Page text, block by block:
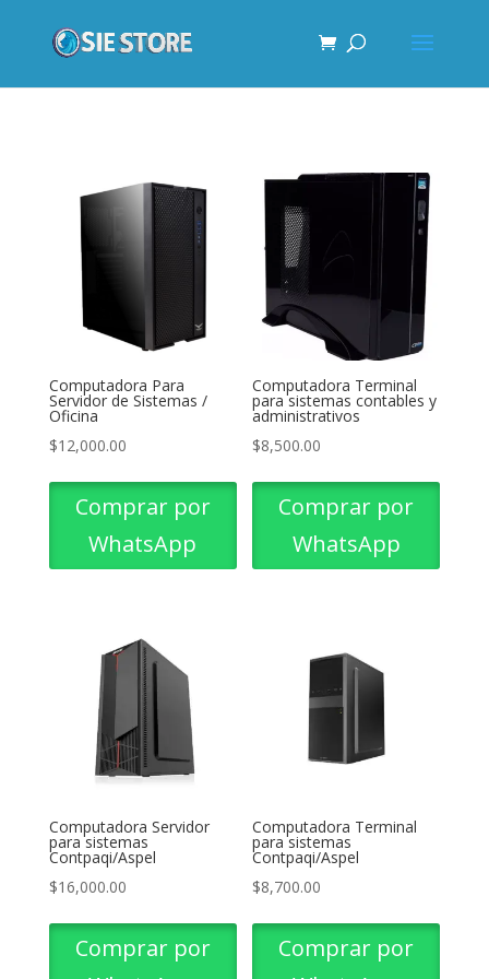
Computadora Para
Servidor de Sistemas /
Oficina
$12,000.00
Comprar por
WhatsApp
Computadora Terminal
para sistemas contables y
administrativos
$8,500.00
Comprar por
WhatsApp
Computadora Servidor
para sistemas
Contpaqi/Aspel
$16,000.00
Comprar por
Computadora Terminal
para sistemas
Contpaqi/Aspel
$8,700.00
Comprar por